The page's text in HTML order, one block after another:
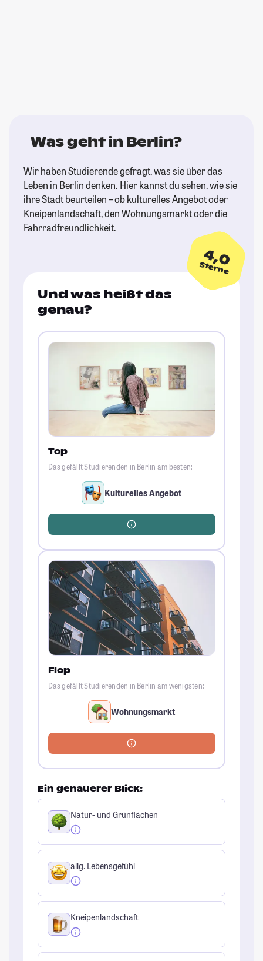
Was geht in Berlin?
Wir haben Studierende gefragt, was sie über das
Leben in Berlin denken. Hier kannst du sehen, wie sie
ihre Stadt beurteilen – ob kulturelles Angebot oder
Kneipenlandschaft, den Wohnungsmarkt oder die
Fahrradfreundlichkeit.
4,0
Sterne
Und was heißt das
genau?
Top
Das gefällt Studierenden in Berlin am besten:
Kulturelles Angebot
Flop
Das gefällt Studierenden in Berlin am wenigsten:
Wohnungsmarkt
Ein genauerer Blick:
Natur- und Grünflächen
allg. Lebensgefühl
Kneipenlandschaft